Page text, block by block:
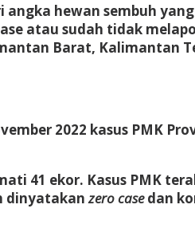
hewan sembuh
atau sudah tidak
Barat, Kalimantan
2022 kasus PMK
41 ekor. Kasus PMK
dinyatakanzero casedan